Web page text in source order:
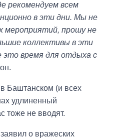
рекомендуем всем
в эти дни. Мы не
мероприятий, прошу не
коллективы в эти
это время для отдыха с
Баштанском (и всех
удлиненный
тоже не вводят.
о вражеских